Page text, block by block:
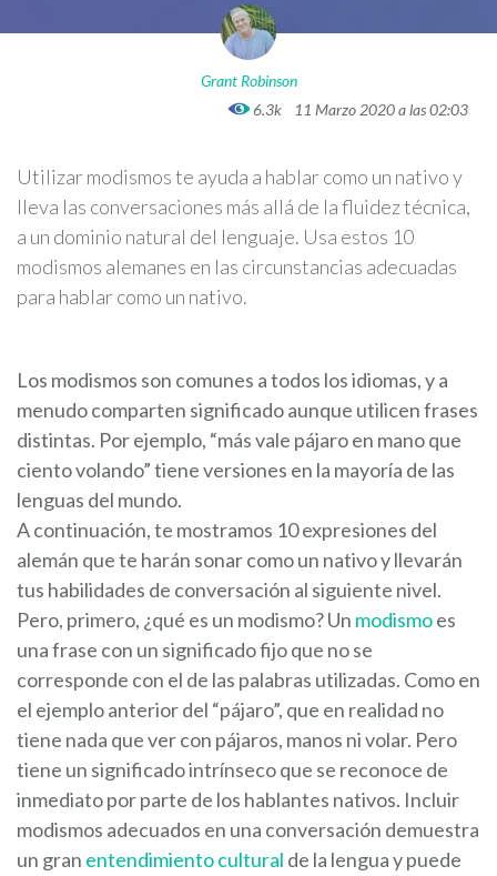
Grant Robinson
6.3k
11 Marzo 2020 a las 02:03
Utilizar modismos te ayuda a hablar como un nativo y
lleva las conversaciones más allá de la fluidez técnica,
a un dominio natural del lenguaje. Usa estos 10
modismos alemanes en las circunstancias adecuadas
para hablar como un nativo.
Los modismos son comunes a todos los idiomas, y a
menudo comparten significado aunque utilicen frases
distintas. Por ejemplo, “más vale pájaro en mano que
ciento volando” tiene versiones en la mayoría de las
lenguas del mundo.
A continuación, te mostramos 10 expresiones del
alemán que te harán sonar como un nativo y llevarán
tus habilidades de conversación al siguiente nivel.
Pero, primero, ¿qué es un modismo? Un modismoes
una frase con un significado fijo que no se
corresponde con el de las palabras utilizadas. Como en
el ejemplo anterior del “pájaro”, que en realidad no
tiene nada que ver con pájaros, manos ni volar. Pero
tiene un significado intrínseco que se reconoce de
inmediato por parte de los hablantes nativos. Incluir
modismos adecuados en una conversación demuestra
un gran entendimiento cultural de la lengua y puede